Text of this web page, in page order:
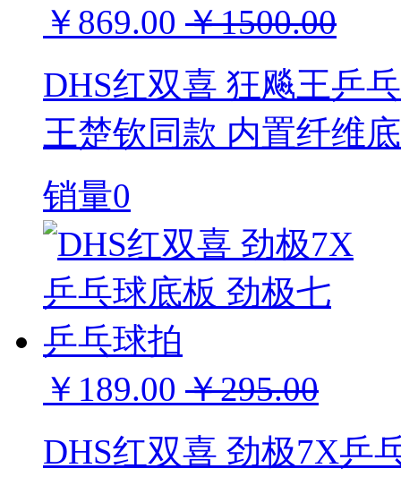
￥869.00 ￥1500.00
DHS红双喜 狂飚王乒
王楚钦同款 内置纤维
销量0
￥189.00 ￥295.00
DHS红双喜 劲极7X乒